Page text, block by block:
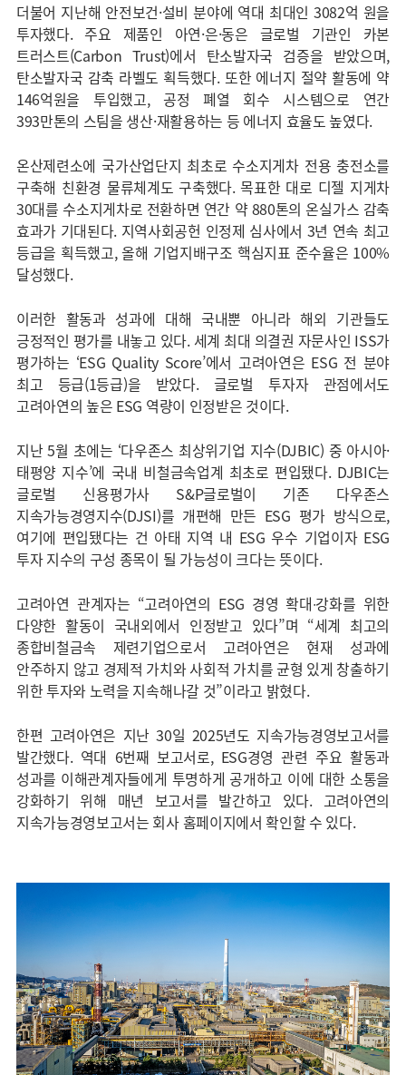
더불어 지난해 안전보건·설비 분야에 역대 최대인 3082억 원을
투자했다. 주요 제품인 아연·은·동은 글로벌 기관인 카본
트러스트(Carbon Trust)에서 탄소발자국 검증을 받았으며,
탄소발자국 감축 라벨도 획득했다. 또한 에너지 절약 활동에 약
146억원을 투입했고, 공정 폐열 회수 시스템으로 연간
393만톤의 스팀을 생산·재활용하는 등 에너지 효율도 높였다.
온산제련소에 국가산업단지 최초로 수소지게차 전용 충전소를
구축해 친환경 물류체계도 구축했다. 목표한 대로 디젤 지게차
30대를 수소지게차로 전환하면 연간 약 880톤의 온실가스 감축
효과가 기대된다. 지역사회공헌 인정제 심사에서 3년 연속 최고
등급을 획득했고, 올해 기업지배구조 핵심지표 준수율은 100%
달성했다.
이러한 활동과 성과에 대해 국내뿐 아니라 해외 기관들도
긍정적인 평가를 내놓고 있다. 세계 최대 의결권 자문사인 ISS가
평가하는 ‘ESG Quality Score’에서 고려아연은 ESG 전 분야
최고 등급(1등급)을 받았다. 글로벌 투자자 관점에서도
고려아연의 높은 ESG 역량이 인정받은 것이다.
지난 5월 초에는 ‘다우존스 최상위기업 지수(DJBIC) 중 아시아·
태평양 지수’에 국내 비철금속업계 최초로 편입됐다. DJBIC는
글로벌 신용평가사 S&P글로벌이 기존 다우존스
지속가능경영지수(DJSI)를 개편해 만든 ESG 평가 방식으로,
여기에 편입됐다는 건 아태 지역 내 ESG 우수 기업이자 ESG
투자 지수의 구성 종목이 될 가능성이 크다는 뜻이다.
고려아연 관계자는 “고려아연의 ESG 경영 확대∙강화를 위한
다양한 활동이 국내외에서 인정받고 있다”며 “세계 최고의
종합비철금속 제련기업으로서 고려아연은 현재 성과에
안주하지 않고 경제적 가치와 사회적 가치를 균형 있게 창출하기
위한 투자와 노력을 지속해나갈 것”이라고 밝혔다.
한편 고려아연은 지난 30일 2025년도 지속가능경영보고서를
발간했다. 역대 6번째 보고서로, ESG경영 관련 주요 활동과
성과를 이해관계자들에게 투명하게 공개하고 이에 대한 소통을
강화하기 위해 매년 보고서를 발간하고 있다. 고려아연의
지속가능경영보고서는 회사 홈페이지에서 확인할 수 있다.